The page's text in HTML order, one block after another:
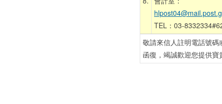
TEL：03-
敬請來信人註明電話號
函復，竭誠歡迎您提供